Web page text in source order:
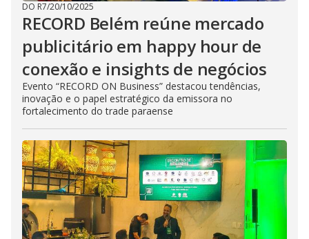
DO R7/20/10/2025
RECORD Belém reúne mercado
publicitário em happy hour de
conexão e insights de negócios
Evento “RECORD ON Business” destacou tendências,
inovação e o papel estratégico da emissora no
fortalecimento do trade paraense